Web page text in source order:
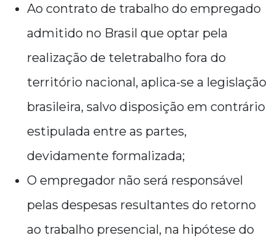
Ao contrato de trabalho do empregado
admitido no Brasil que optar pela
realização de teletrabalho fora do
território nacional, aplica-se a legislação
brasileira, salvo disposição em contrário
estipulada entre as partes,
devidamente formalizada;
O empregador não será responsável
pelas despesas resultantes do retorno
ao trabalho presencial, na hipótese do